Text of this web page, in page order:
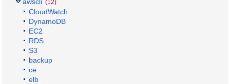
(12)
CloudWatch
DynamoDB
EC2
RDS
S3
backup
ce
elb